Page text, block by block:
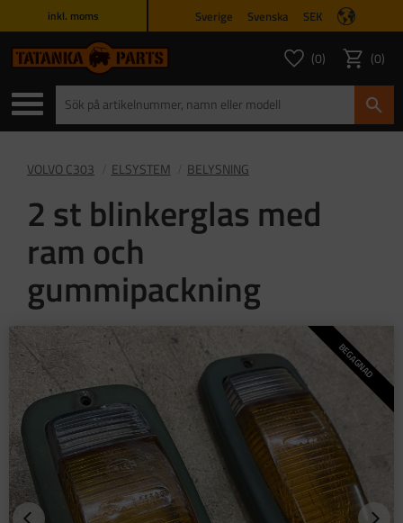
inkl. moms Sverige Svenska SEK
Favoriter
ANTAL
0 Kundvagn
0
VOLVO C303 ELSYSTEM BELYSNING
2 st blinkerglas med
ram och
gummipackning
BEGAGNAD